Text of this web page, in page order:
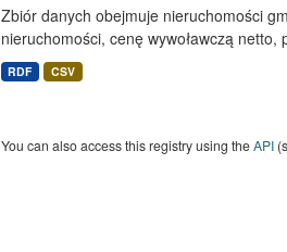
Zbiór danych obejmuje nieruchomości
nieruchomości, cenę wywoławczą netto,
RDF CSV
You can also access this registry using theAPI